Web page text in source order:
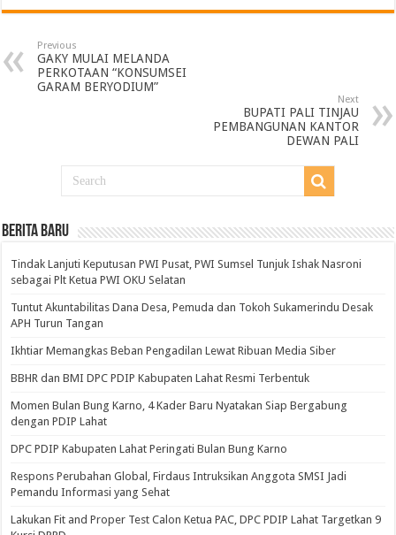
Previous
GAKY MULAI MELANDA
PERKOTAAN “KONSUMSEI
GARAM BERYODIUM”
Next
BUPATI PALI TINJAU
PEMBANGUNAN KANTOR
DEWAN PALI
BERITA BARU
Tindak Lanjuti Keputusan PWI Pusat, PWI Sumsel Tunjuk Ishak Nasroni
sebagai Plt Ketua PWI OKU Selatan
Tuntut Akuntabilitas Dana Desa, Pemuda dan Tokoh Sukamerindu Desak
APH Turun Tangan
Ikhtiar Memangkas Beban Pengadilan Lewat Ribuan Media Siber
BBHR dan BMI DPC PDIP Kabupaten Lahat Resmi Terbentuk
Momen Bulan Bung Karno, 4 Kader Baru Nyatakan Siap Bergabung
dengan PDIP Lahat
DPC PDIP Kabupaten Lahat Peringati Bulan Bung Karno
Respons Perubahan Global, Firdaus Intruksikan Anggota SMSI Jadi
Pemandu Informasi yang Sehat
Lakukan Fit and Proper Test Calon Ketua PAC, DPC PDIP Lahat Targetkan 9